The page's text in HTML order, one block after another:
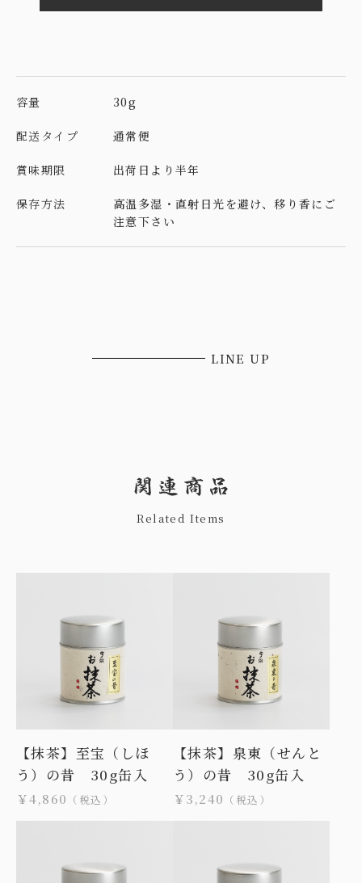
容量 30g
配送タイプ 通常便
賞味期限 出荷日より半年
保存方法
高温多湿・直射日光を避け、移り香にご
注意下さい
LINE UP
Related Items
【抹茶】至宝（しほ
う）の昔 30g缶入
￥4,860 （税込）
【抹茶】泉東（せんと
う）の昔 30g缶入
￥3,240 （税込）